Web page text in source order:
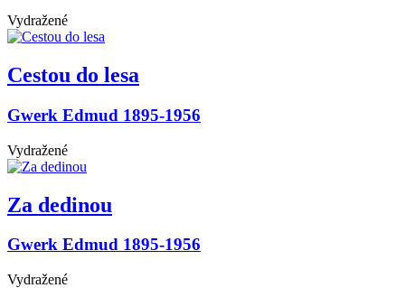
Vydražené
Cestou do lesa
Gwerk Edmud 1895-1956
Vydražené
Za dedinou
Gwerk Edmud 1895-1956
Vydražené